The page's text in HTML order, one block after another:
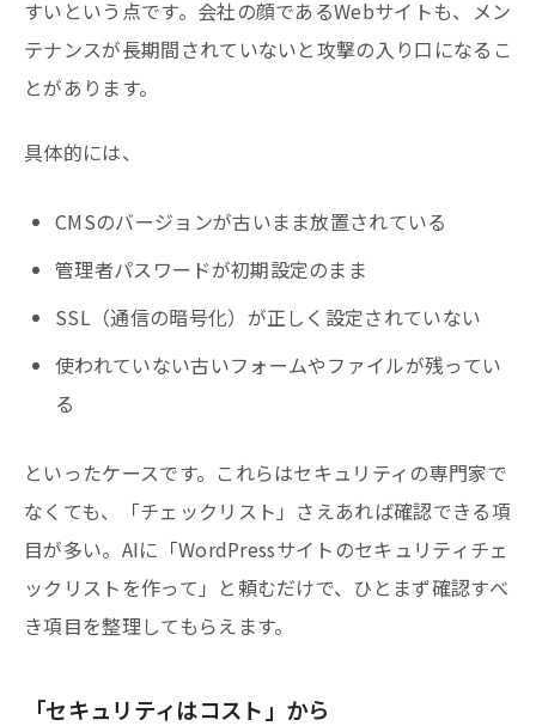
すいという点です。会社の顔であるWebサイトも、メン
テナンスが長期間されていないと攻撃の入り口になるこ
とがあります。
具体的には、
CMSのバージョンが古いまま放置されている
管理者パスワードが初期設定のまま
SSL（通信の暗号化）が正しく設定されていない
使われていない古いフォームやファイルが残ってい
る
といったケースです。これらはセキュリティの専門家で
なくても、「チェックリスト」さえあれば確認できる項
目が多い。AIに「WordPressサイトのセキュリティチェ
ックリストを作って」と頼むだけで、ひとまず確認すべ
き項目を整理してもらえます。
「セキュリティはコスト」から